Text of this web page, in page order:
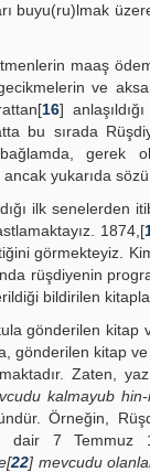
buyu(ru)lmak
maaş
ve
16]
bu sırada
gerek
yukarıda
ilk senelerden
1874,[
görmekteyiz.
rüşdiyenin
bildirilen
gönderilen kitap
gönderilen kitap ve
Zaten,
kalmayub
Örneğin,
dair 7
22] mevcudu